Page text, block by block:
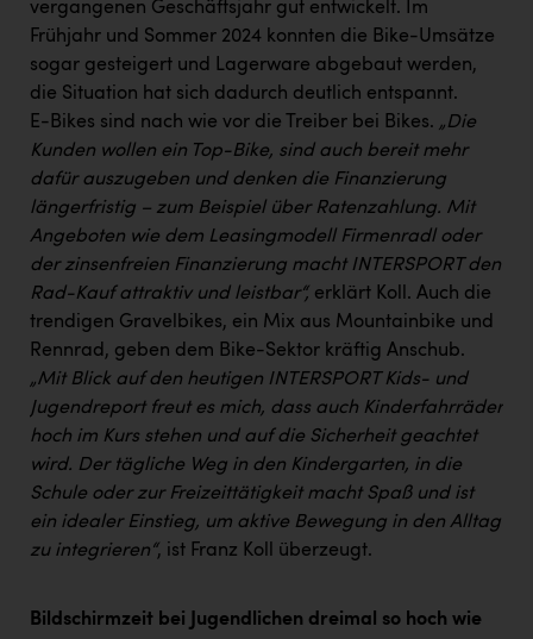
z.l.ö.
Österreichisches Hebammengremium
Dopgas
kunden basics
kontakt
vergangenen Geschäftsjahr gut entwickelt. Im
Frühjahr und Sommer 2024 konnten die Bike-Umsätze
sogar gesteigert und Lagerware abgebaut werden,
die Situation hat sich dadurch deutlich entspannt.
E-Bikes sind nach wie vor die Treiber bei Bikes. „Die
Kunden wollen ein Top-Bike, sind auch bereit mehr
dafür auszugeben und denken die Finanzierung
längerfristig – zum Beispiel über Ratenzahlung. Mit
Angeboten wie dem Leasingmodell Firmenradl oder
der zinsenfreien Finanzierung macht INTERSPORT den
Rad-Kauf attraktiv und leistbar“, erklärt Koll. Auch die
trendigen Gravelbikes, ein Mix aus Mountainbike und
Rennrad, geben dem Bike-Sektor kräftig Anschub.
„Mit Blick auf den heutigen INTERSPORT Kids- und
Jugendreport freut es mich, dass auch Kinderfahrräder
hoch im Kurs stehen und auf die Sicherheit geachtet
wird. Der tägliche Weg in den Kindergarten, in die
Schule oder zur Freizeittätigkeit macht Spaß und ist
ein idealer Einstieg, um aktive Bewegung in den Alltag
zu integrieren“, ist Franz Koll überzeugt.
Bildschirmzeit bei Jugendlichen dreimal so hoch wie